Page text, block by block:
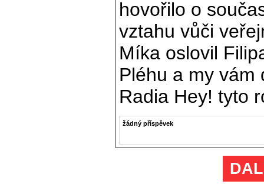
hovořilo o
vztahu vůči
Míka oslovil
Pléhu a my vám
Radia Hey! tyto
žádný příspěvek